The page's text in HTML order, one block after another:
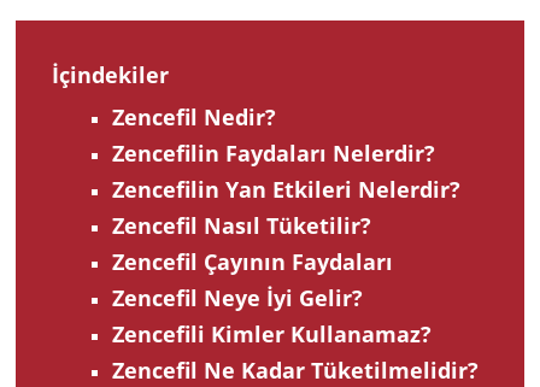
İçindekiler
Zencefil Nedir?
Zencefilin Faydaları Nelerdir?
Zencefilin Yan Etkileri Nelerdir?
Zencefil Nasıl Tüketilir?
Zencefil Çayının Faydaları
Zencefil Neye İyi Gelir?
Zencefili Kimler Kullanamaz?
Zencefil Ne Kadar Tüketilmelidir?